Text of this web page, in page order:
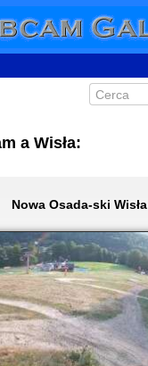
a Wisła:
Nowa Osada-ski Wisła